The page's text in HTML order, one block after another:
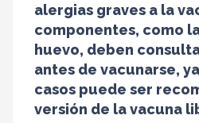
alergias graves a la
componentes, como
huevo, deben
antes de vacunarse,
casos puede ser
versión de la vacuna